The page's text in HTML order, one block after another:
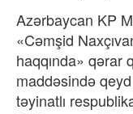
Azərbaycan KP
«Cəmşid
haqqında» qərar
maddəsində qeyd
təyinatlı